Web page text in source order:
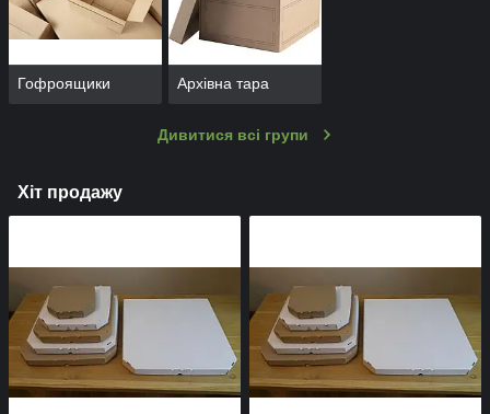
Гофроящики Архівна тара
Дивитися всі групи
Хіт продажу